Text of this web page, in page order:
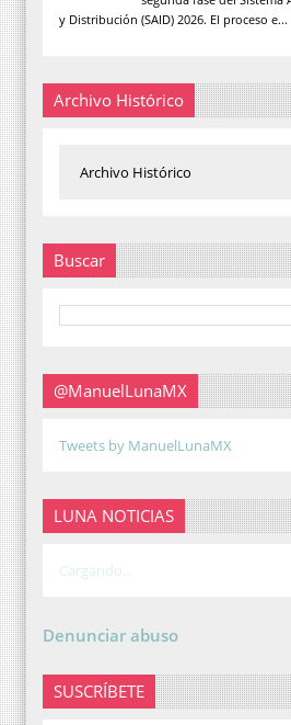
y Distribución (SAID) 2026. El proceso e...
Archivo Histórico
Buscar
@ManuelLunaMX
Tweets by ManuelLunaMX
LUNA NOTICIAS
Cargando...
Denunciar abuso
SUSCRÍBETE